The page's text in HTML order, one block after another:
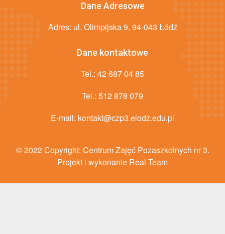
Dane Adresowe
Adres: ul. Olimpijska 9, 94-043 Łódź
Dane kontaktowe
Tel.: 42 687 04 85
Tel.: 512 878 079
E-mail: kontakt@czp3.elodz.edu.pl
© 2022 Copyright: Centrum Zajęć Pozaszkolnych nr 3.
Projekt i wykonanie Real Team